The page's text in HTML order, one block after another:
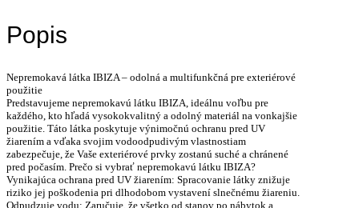
Popis
Nepremokavá látka IBIZA – odolná a multifunkčná pre exteriérové
použitie
Predstavujeme nepremokavú látku IBIZA, ideálnu voľbu pre
každého, kto hľadá vysokokvalitný a odolný materiál na vonkajšie
použitie. Táto látka poskytuje výnimočnú ochranu pred UV
žiarením a vďaka svojim vodoodpudivým vlastnostiam
zabezpečuje, že Vaše exteriérové prvky zostanú suché a chránené
pred počasím. Prečo si vybrať nepremokavú látku IBIZA?
Vynikajúca ochrana pred UV žiarením: Spracovanie látky znižuje
riziko jej poškodenia pri dlhodobom vystavení slnečnému žiareniu.
Odpudzuje vodu: Zaručuje, že všetko od stanov po nábytok a